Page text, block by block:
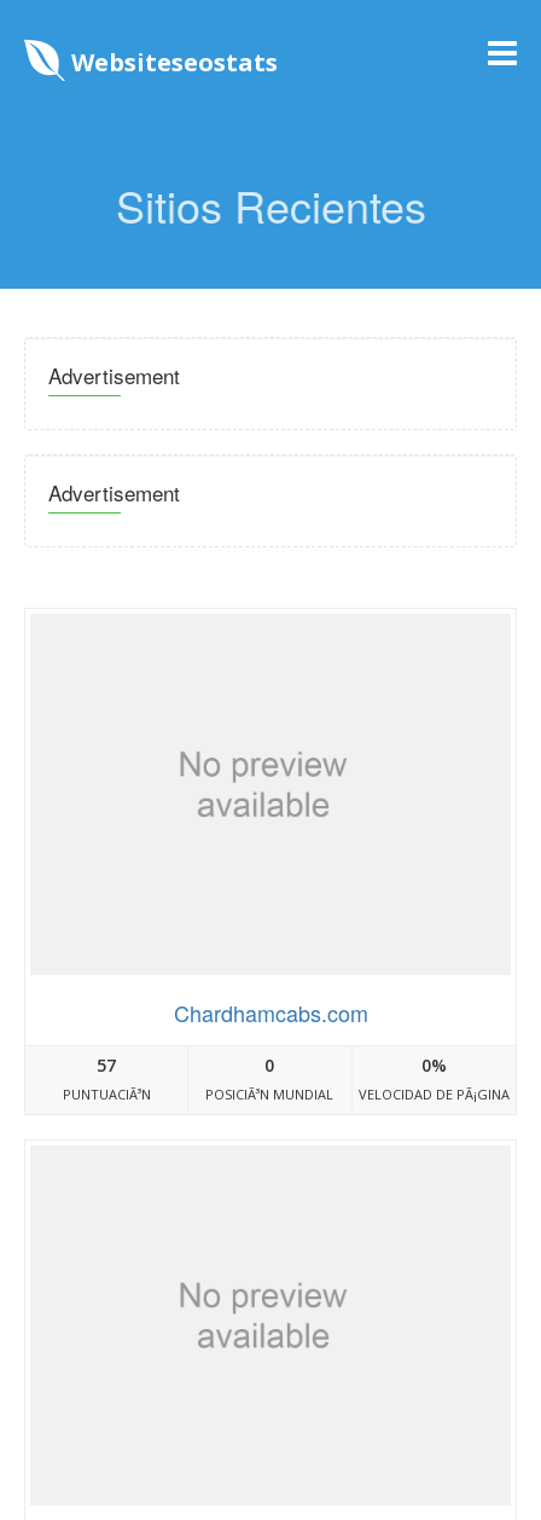
Websiteseostats
Sitios Recientes
Advertisement
Advertisement
Chardhamcabs.com
57
PUNTUACIÃ³N
0
POSICIÃ³N MUNDIAL
0%
VELOCIDAD DE PÃ¡GINA